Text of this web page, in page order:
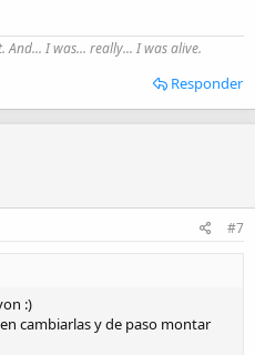
I was... really... I was alive.
Responder
#7
:)
cambiarlas y de paso montar